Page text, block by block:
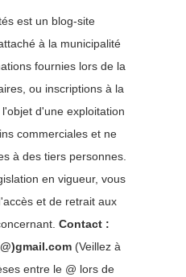
est un blog-site
à la municipalité
fournies lors de la
ou inscriptions à la
d'une exploitation
commerciales et ne
à des tiers personnes.
en vigueur, vous
et de retrait aux
Contact :
(Veillez à
entre le @ lors de